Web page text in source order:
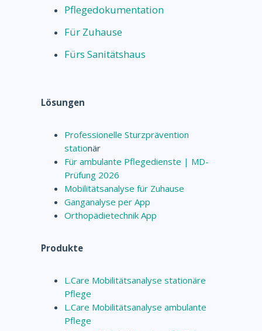
Pflegedokumentation
Für Zuhause
Fürs Sanitätshaus
Lösungen
Professionelle Sturzprävention
stationär
Für ambulante Pflegedienste | MD-
Prüfung 2026
Mobilitätsanalyse für Zuhause
Ganganalyse per App
Orthopädietechnik App
Produkte
L.Care Mobilitätsanalyse stationäre
Pflege
L.Care Mobilitätsanalyse ambulante
Pflege